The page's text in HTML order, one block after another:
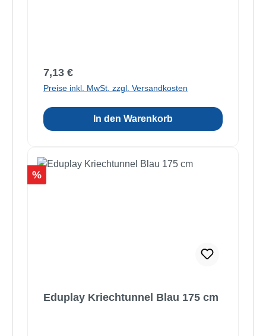
Regulärer Preis:
7,13 €
Preise inkl. MwSt. zzgl. Versandkosten
In den Warenkorb
Rabatt
%
Eduplay Kriechtunnel Blau 175 cm